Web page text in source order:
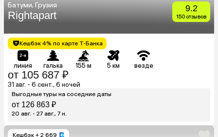
Батуми, Грузия
Rightapart
9.2
150 отзывов
Кешбэк 4% по карте Т-Банка
линия галька 155 м 5 км везде
от 105 687 ₽
31 авг. - 6 сент., 6 ночей
Выгодные туры на соседние даты
от 126 863 ₽
20 авг. - 27 авг., 7 н.
Кешбэк + 2 669